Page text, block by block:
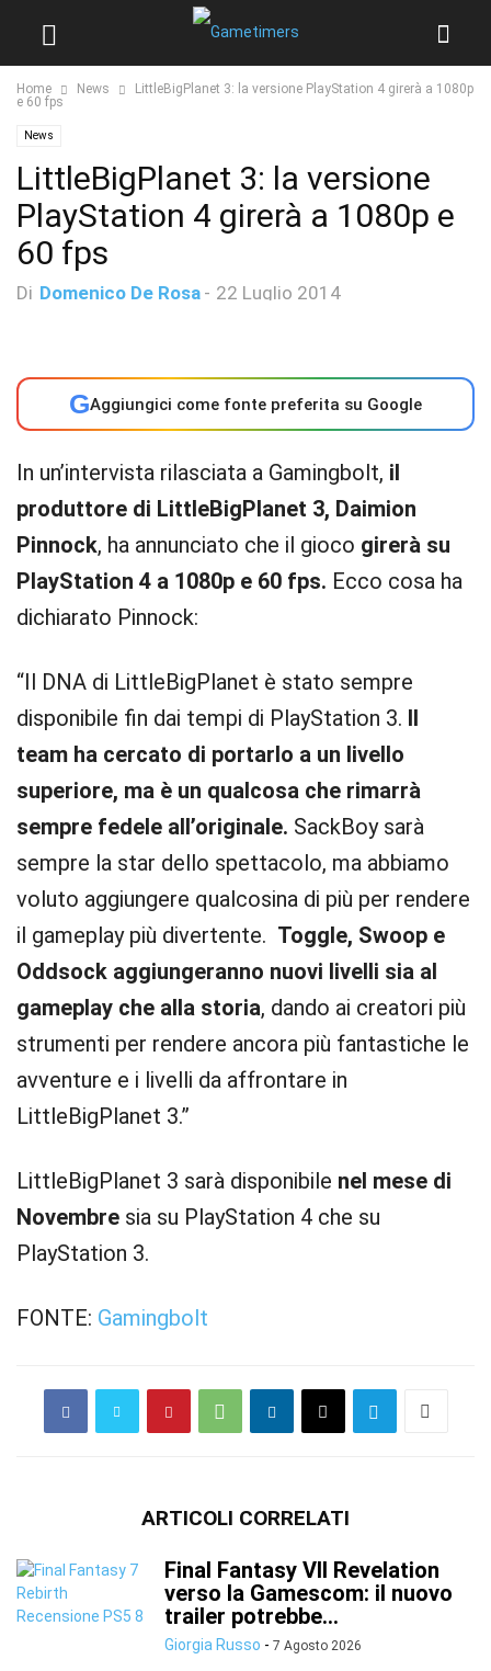
Home News
LittleBigPlanet 3: la versione PlayStation 4 girerà a 1080p
e 60 fps
News
LittleBigPlanet 3: la versione
PlayStation 4 girerà a 1080p e
60 fps
Di Domenico De Rosa - 22 Luglio 2014
GAggiungici come fonte preferita su Google
In un’intervista rilasciata a Gamingbolt, il
produttore di LittleBigPlanet 3, Daimion
Pinnock, ha annunciato che il gioco girerà su
PlayStation 4 a 1080p e 60 fps. Ecco cosa ha
dichiarato Pinnock:
“Il DNA di LittleBigPlanet è stato sempre
disponibile fin dai tempi di PlayStation 3. Il
team ha cercato di portarlo a un livello
superiore, ma è un qualcosa che rimarrà
sempre fedele all’originale. SackBoy sarà
sempre la star dello spettacolo, ma abbiamo
voluto aggiungere qualcosina di più per rendere
il gameplay più divertente. Toggle, Swoop e
Oddsock aggiungeranno nuovi livelli sia al
gameplay che alla storia, dando ai creatori più
strumenti per rendere ancora più fantastiche le
avventure e i livelli da affrontare in
LittleBigPlanet 3.”
LittleBigPlanet 3 sarà disponibile nel mese di
Novembre sia su PlayStation 4 che su
PlayStation 3.
FONTE: Gamingbolt
ARTICOLI CORRELATI
Final Fantasy VII Revelation
verso la Gamescom: il nuovo
trailer potrebbe...
Giorgia Russo - 7 Agosto 2026